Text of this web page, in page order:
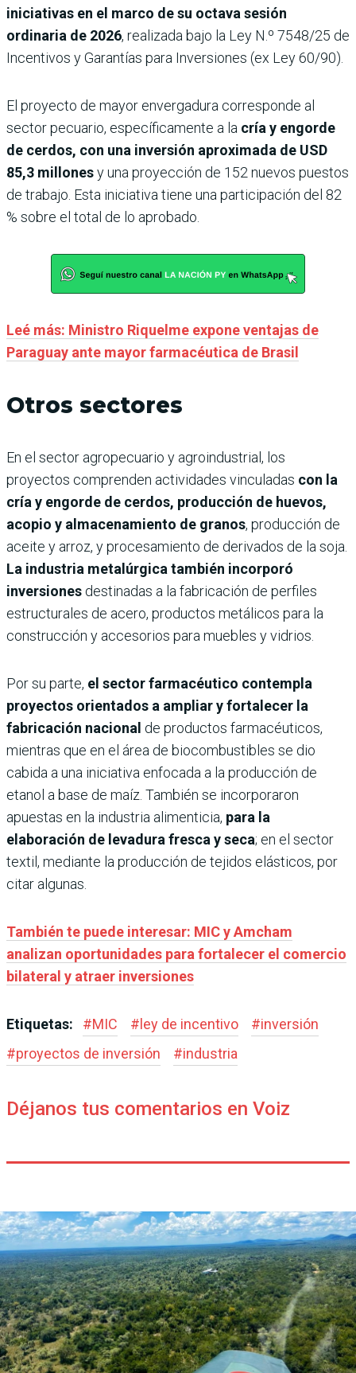
iniciativas en el marco de su octava sesión
ordinaria de 2026, realizada bajo la Ley N.º 7548/25 de
Incentivos y Garantías para Inversiones (ex Ley 60/90).
El proyecto de mayor envergadura corresponde al
sector pecuario, específicamente a la cría y engorde
de cerdos, con una inversión aproximada de USD
85,3 millonesy una proyección de 152 nuevos puestos
de trabajo. Esta iniciativa tiene una participación del 82
% sobre el total de lo aprobado.
Leé más: Ministro Riquelme expone ventajas de
Paraguay ante mayor farmacéutica de Brasil
Otros sectores
En el sector agropecuario y agroindustrial, los
proyectos comprenden actividades vinculadas con la
cría y engorde de cerdos, producción de huevos,
acopio y almacenamiento de granos, producción de
aceite y arroz, y procesamiento de derivados de la soja.
La industria metalúrgica también incorporó
inversiones destinadas a la fabricación de perfiles
estructurales de acero, productos metálicos para la
construcción y accesorios para muebles y vidrios.
Por su parte, el sector farmacéutico contempla
proyectos orientados a ampliar y fortalecer la
fabricación nacional de productos farmacéuticos,
mientras que en el área de biocombustibles se dio
cabida a una iniciativa enfocada a la producción de
etanol a base de maíz. También se incorporaron
apuestas en la industria alimenticia, para la
elaboración de levadura fresca y seca; en el sector
textil, mediante la producción de tejidos elásticos, por
citar algunas.
También te puede interesar: MIC y Amcham
analizan oportunidades para fortalecer el comercio
bilateral y atraer inversiones
Etiquetas: #MIC # ley de incentivo #inversión
#proyectos de inversión #industria
Déjanos tus comentarios en Voiz